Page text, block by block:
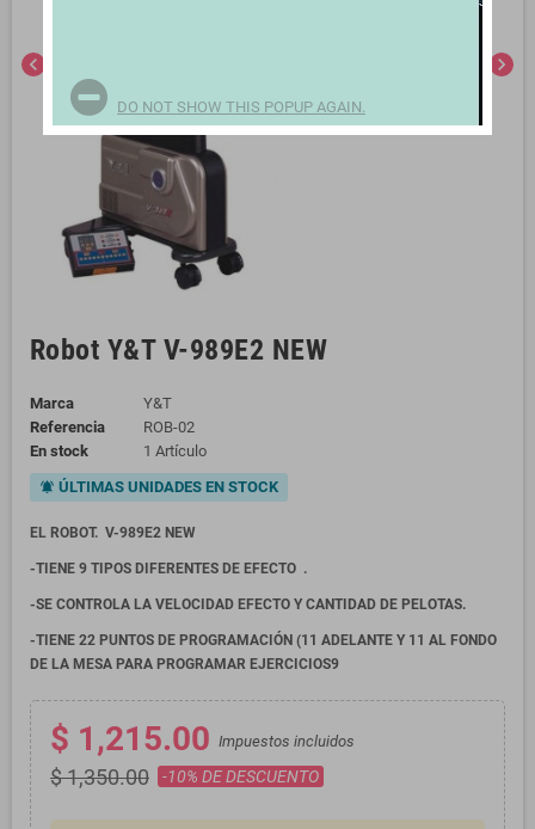
chevron_left chevron_right
Robot Y&T V-989E2 NEW
Marca
Y&T
Referencia
ROB-02
En stock
1 Artículo
notifications_active ÚLTIMAS UNIDADES EN STOCK
EL ROBOT. V-989E2 NEW
-TIENE 9 TIPOS DIFERENTES DE EFECTO .
-SE CONTROLA LA VELOCIDAD EFECTO Y CANTIDAD DE PELOTAS.
-TIENE 22 PUNTOS DE PROGRAMACIÓN (11 ADELANTE Y 11 AL FONDO
DE LA MESA PARA PROGRAMAR EJERCICIOS9
$ 1,215.00 Impuestos incluidos
$ 1,350.00 -10% DE DESCUENTO
DO NOT SHOW THIS POPUP AGAIN.